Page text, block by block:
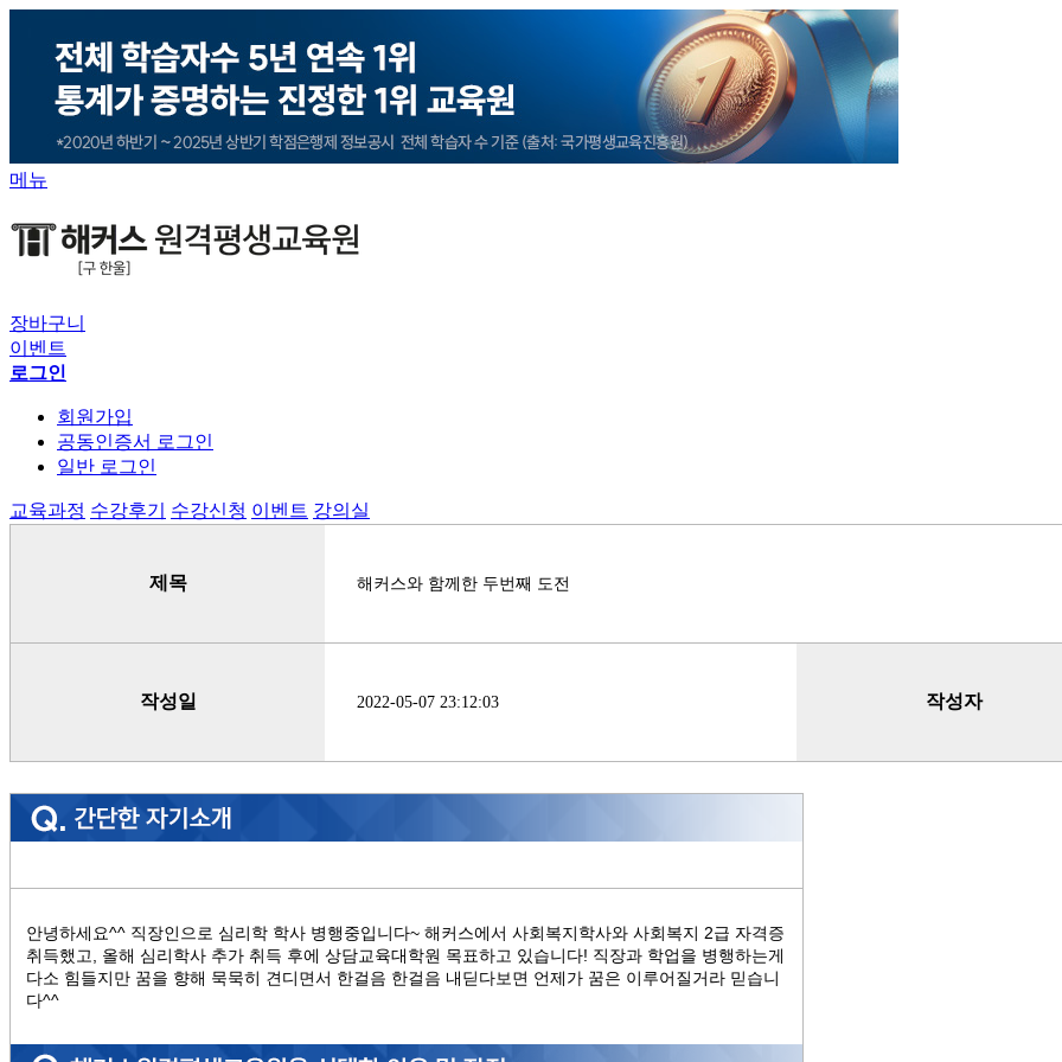
메뉴
장바구니
이벤트
로그인
회원가입
공동인증서 로그인
일반 로그인
교육과정 수강후기 수강신청 이벤트 강의실
제목 해커스와 함께한 두번째 도전
작성일 2022-05-07 23:12:03 작성자
안녕하세요^^ 직장인으로 심리학 학사 병행중입니다~ 해커스에서 사회복지학사와 사회복지 2급 자격증
취득했고, 올해 심리학사 추가 취득 후에 상담교육대학원 목표하고 있습니다! 직장과 학업을 병행하는게
다소 힘들지만 꿈을 향해 묵묵히 견디면서 한걸음 한걸음 내딛다보면 언제가 꿈은 이루어질거라 믿습니
다^^